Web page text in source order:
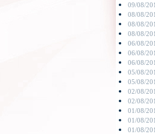
09/08/
08/08/
08/08/
08/08/
06/08/
06/08/
06/08/
05/08/
05/08/
02/08/
02/08/
01/08/
01/08/
01/08/